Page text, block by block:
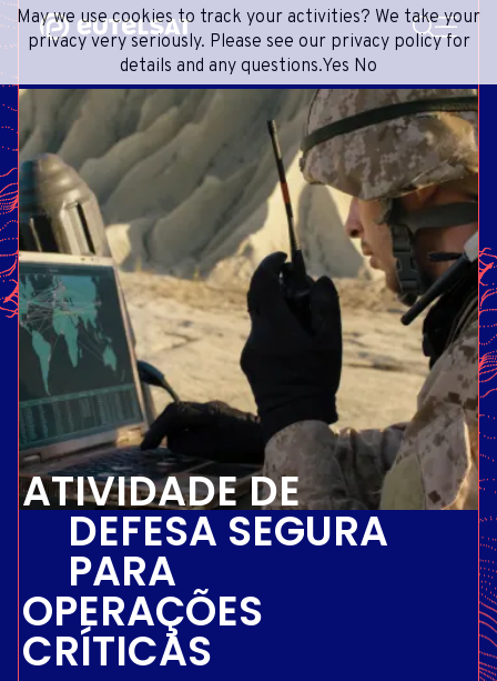
Content
Menu
Footer
SERVIÇOS DE SATÉLITE
REDE DE SATÉLITES
GRUPO
INVESTIDORES
MÍDIA
ENTRE EM CONTATO
EXTRANET
ADVANCE PORTAL
ONEWEB LEO PARTNER PORTAL
ENGLISH
PORTUGUESE
SPANISH
PESQUISA
ATIVIDADE DE
DEFESA SEGURA
PARA
OPERAÇÕES
CRÍTICAS
May we use cookies to track your activities? We take your
privacy very seriously. Please see our privacy policy for
details and any questions.Yes No